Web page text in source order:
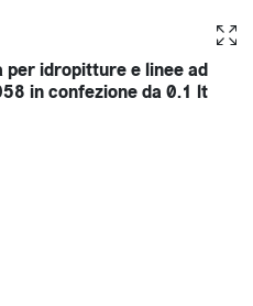
idropitture e linee ad
in confezione da 0.1 lt